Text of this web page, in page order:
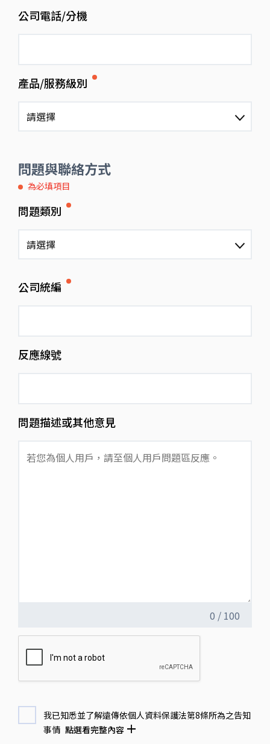
公司電話/分機
產品/服務級別
請選擇
問題與聯絡方式
為必填項目
問題類別
請選擇
公司統編
反應線號
問題描述或其他意見
0 / 100
我已知悉並了解遠傳依個人資料保護法第8條所為之告知
事情 點選看完整內容